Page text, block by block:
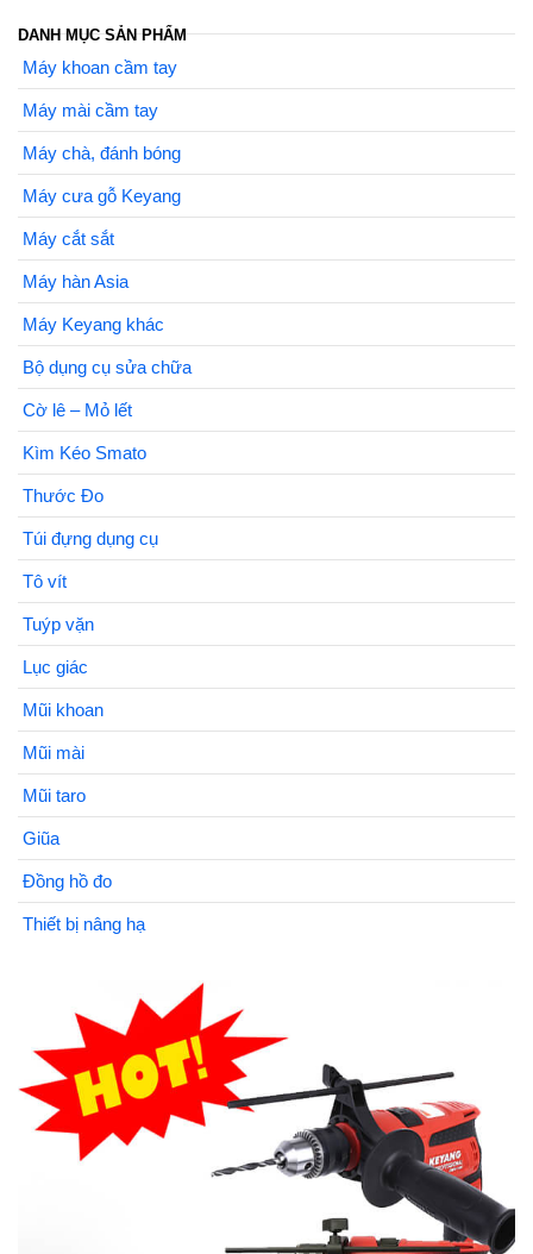
DANH MỤC SẢN PHẨM
Máy khoan cầm tay
Máy mài cầm tay
Máy chà, đánh bóng
Máy cưa gỗ Keyang
Máy cắt sắt
Máy hàn Asia
Máy Keyang khác
Bộ dụng cụ sửa chữa
Cờ lê – Mỏ lết
Kìm Kéo Smato
Thước Đo
Túi đựng dụng cụ
Tô vít
Tuýp vặn
Lục giác
Mũi khoan
Mũi mài
Mũi taro
Giũa
Đồng hồ đo
Thiết bị nâng hạ